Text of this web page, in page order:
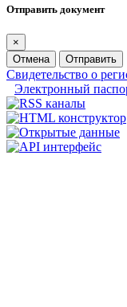
Отправить документ
×
Отмена
Отправить
Свидетельство о
Электронный